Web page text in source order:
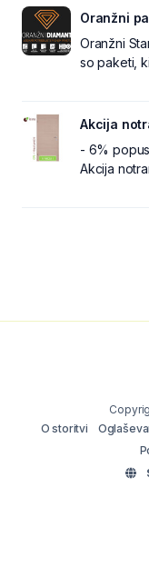
Oranžni
Oranžni
so paketi,
Akcija
- 6%
Akcija
O storitvi